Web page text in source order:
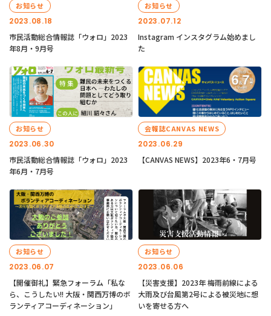
2023.08.18
お知らせ
市民活動総合情報誌「ウォロ」2023
年8月・9月号
2023.07.12
お知らせ
Instagram インスタグラム始めまし
た
2023.06.30
お知らせ
市民活動総合情報誌「ウォロ」2023
年6月・7月号
2023.06.29
会報誌CANVAS NEWS
【CANVAS NEWS】2023年6・7月号
2023.06.07
お知らせ
【開催御礼】緊急フォーラム「私な
ら、こうしたい!! 大阪・関西万博のボ
ランティアコーディネーション」
2023.06.06
お知らせ
【災害支援】2023年 梅雨前線による
大雨及び台風第2号による被災地に想
いを寄せる方へ